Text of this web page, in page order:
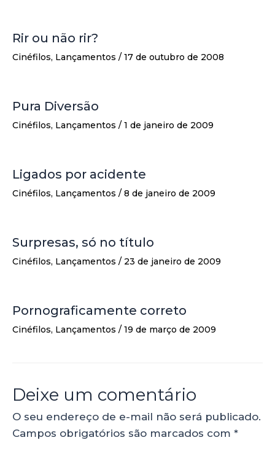
Rir ou não rir?
Cinéfilos, Lançamentos / 17 de outubro de 2008
Pura Diversão
Cinéfilos, Lançamentos / 1 de janeiro de 2009
Ligados por acidente
Cinéfilos, Lançamentos / 8 de janeiro de 2009
Surpresas, só no título
Cinéfilos, Lançamentos / 23 de janeiro de 2009
Pornograficamente correto
Cinéfilos, Lançamentos / 19 de março de 2009
Deixe um comentário
O seu endereço de e-mail não será publicado.
Campos obrigatórios são marcados com *